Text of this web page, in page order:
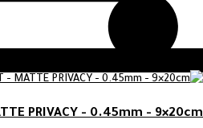
PRIVACY - 0.45mm - 9×20cm